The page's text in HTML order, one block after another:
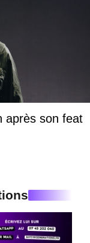
après son feat